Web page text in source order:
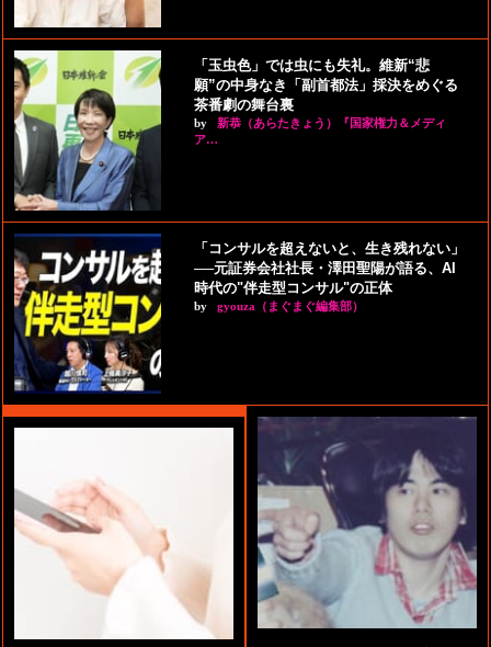
「玉虫色」では虫にも失礼。維新“悲
願”の中身なき「副首都法」採決をめぐる
茶番劇の舞台裏
by
新恭（あらたきょう）『国家権力＆メディ
ア…
「コンサルを超えないと、生き残れない」
──元証券会社社長・澤田聖陽が語る、AI
時代の"伴走型コンサル"の正体
by gyouza（まぐまぐ編集部）